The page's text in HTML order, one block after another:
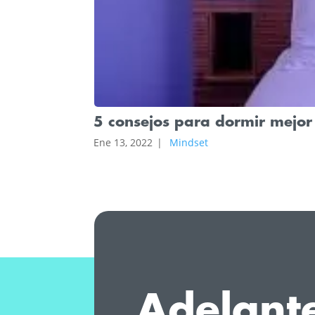
5 consejos para dormir mejor
Ene 13, 2022 | Mindset